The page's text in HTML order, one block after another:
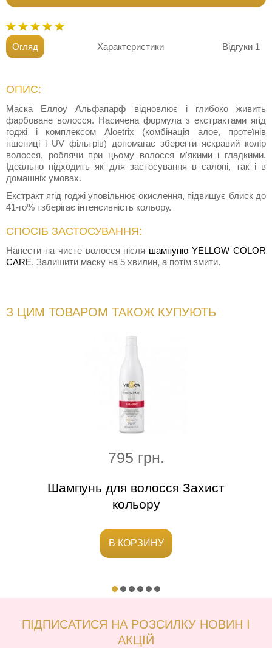
Огляд Характеристики Відгуки 1
ОПИС:
Маска Еллоу Альфапарф відновлює і глибоко живить
фарбоване волосся. Насичена формула з екстрактами ягід
годжі і комплексом Aloetrix (комбінація алое, протеїнів
пшениці і UV фільтрів) допомагає зберегти яскравий колір
волосся, роблячи при цьому волосся м'якими і гладкими.
Ідеально підходить як для застосування в салоні, так і в
домашніх умовах.
Екстракт ягід годжі уповільнює окислення, підвищує блиск до
41-го% і зберігає інтенсивність кольору.
СПОСІБ ЗАСТОСУВАННЯ:
Нанести на чисте волосся після шампуню YELLOW COLOR
CARE. Залишити маску на 5 хвилин, а потім змити.
З ЦИМ ТОВАРОМ ТАКОЖ КУПУЮТЬ
795 грн.
Шампунь для волосся Захист
кольору
В КОРЗИНУ
ПІДПИСАТИСЯ НА РОЗСИЛКУ НОВИН І
АКЦІЙ